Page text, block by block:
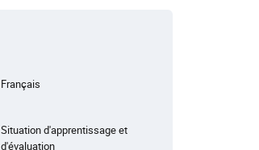
Français
Situation d'apprentissage et
d'évaluation